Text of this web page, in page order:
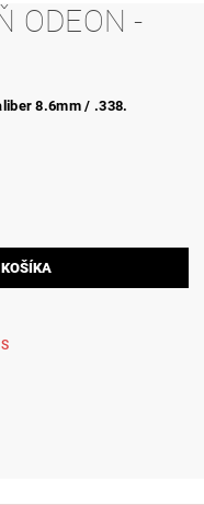
ODEON -
8.6mm / .338.